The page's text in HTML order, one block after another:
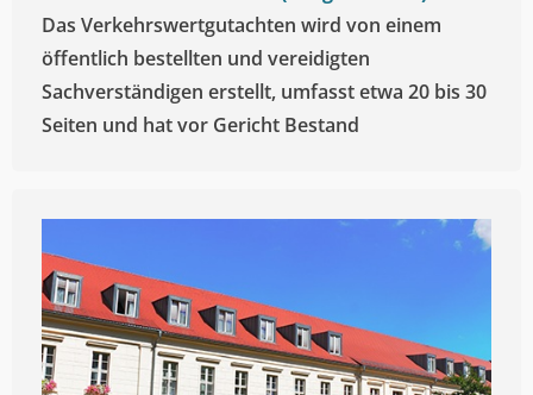
Das Verkehrswertgutachten wird von einem
öffentlich bestellten und vereidigten
Sachverständigen erstellt, umfasst etwa 20 bis 30
Seiten und hat vor Gericht Bestand